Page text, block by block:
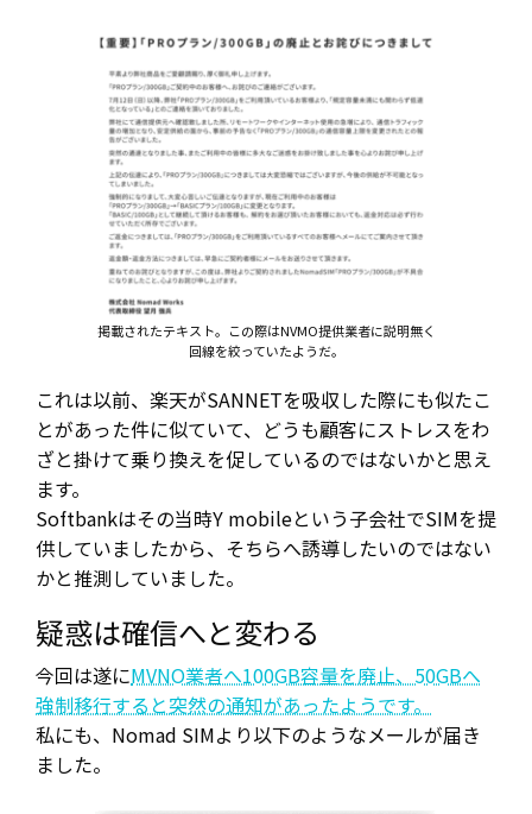
掲載されたテキスト。この際はNVMO提供業者に説明無く
回線を絞っていたようだ。
これは以前、楽天がSANNETを吸収した際にも似たこ
とがあった件に似ていて、どうも顧客にストレスをわ
ざと掛けて乗り換えを促しているのではないかと思え
ます。
Softbankはその当時Y mobileという子会社でSIMを提
供していましたから、そちらへ誘導したいのではない
かと推測していました。
疑惑は確信へと変わる
今回は遂にMVNO業者へ100GB容量を廃止、50GBへ
強制移行すると突然の通知があったようです。
私にも、Nomad SIMより以下のようなメールが届き
ました。